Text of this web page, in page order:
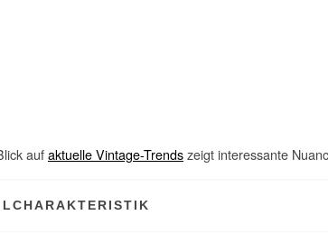
aufaktuelle Vintage-Trendszeigt interessante